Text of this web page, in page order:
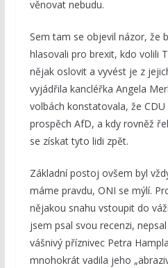
věnovat nebudu.
Sem tam se objevil názor, že
hlasovali pro brexit, kdo volili
nějak oslovit a vyvést je z
vyjádřila kancléřka Angela
volbách konstatovala, že
prospěch AfD, a kdy rovněž
se získat tyto lidi zpět.
Základní postoj ovšem byl
máme pravdu, ONI se mýlí.
nějakou snahu vstoupit do
jsem psal svou recenzi,
vášnivý příznivec Petra
mnohokrát vadila jeho